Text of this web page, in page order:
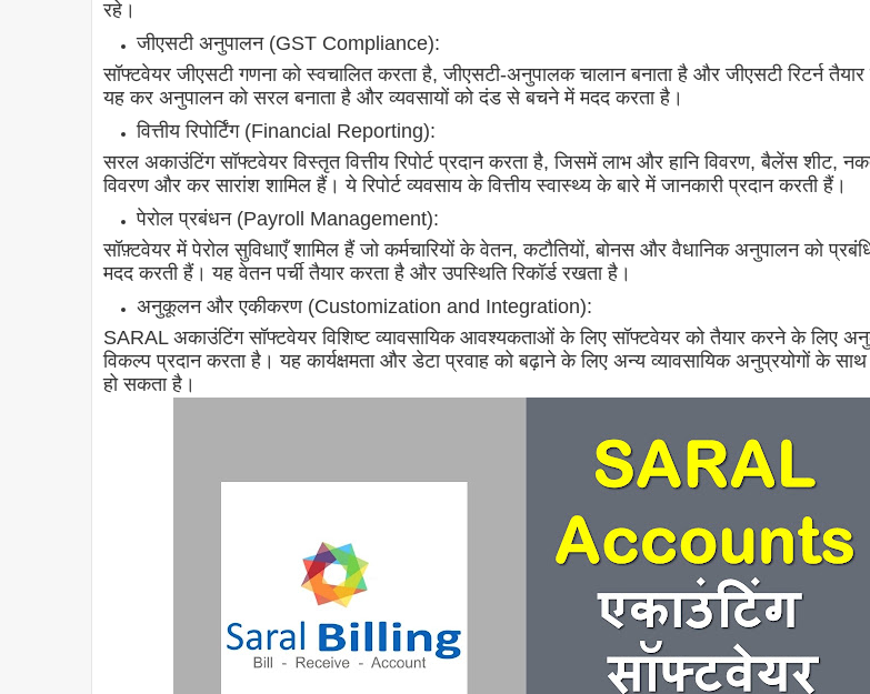
रहे।
जीएसटी अनुपालन (GST Compliance):
सॉफ्टवेयर जीएसटी गणना को स्वचालित करता है, जीएसटी-अनुपालक चालान बनाता है और जीएसटी रिटर्न
यह कर अनुपालन को सरल बनाता है और व्यवसायों को दंड से बचने में मदद करता है।
वित्तीय रिपोर्टिंग (Financial Reporting):
सरल अकाउंटिंग सॉफ्टवेयर विस्तृत वित्तीय रिपोर्ट प्रदान करता है, जिसमें लाभ और हानि विवरण, बैलेंस शीट,
विवरण और कर सारांश शामिल हैं। ये रिपोर्ट व्यवसाय के वित्तीय स्वास्थ्य के बारे में जानकारी प्रदान करती हैं।
पेरोल प्रबंधन (Payroll Management):
सॉफ़्टवेयर में पेरोल सुविधाएँ शामिल हैं जो कर्मचारियों के वेतन, कटौतियों, बोनस और वैधानिक अनुपालन को
मदद करती हैं। यह वेतन पर्ची तैयार करता है और उपस्थिति रिकॉर्ड रखता है।
अनुकूलन और एकीकरण (Customization and Integration):
SARAL अकाउंटिंग सॉफ्टवेयर विशिष्ट व्यावसायिक आवश्यकताओं के लिए सॉफ्टवेयर को तैयार करने के लिए
विकल्प प्रदान करता है। यह कार्यक्षमता और डेटा प्रवाह को बढ़ाने के लिए अन्य व्यावसायिक अनुप्रयोगों के
हो सकता है।